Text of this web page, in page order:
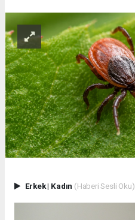
Erkek| Kadın (Haberi Sesli Oku)